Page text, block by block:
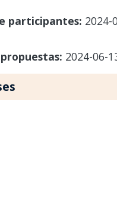
participantes: 2024-
2024-06-